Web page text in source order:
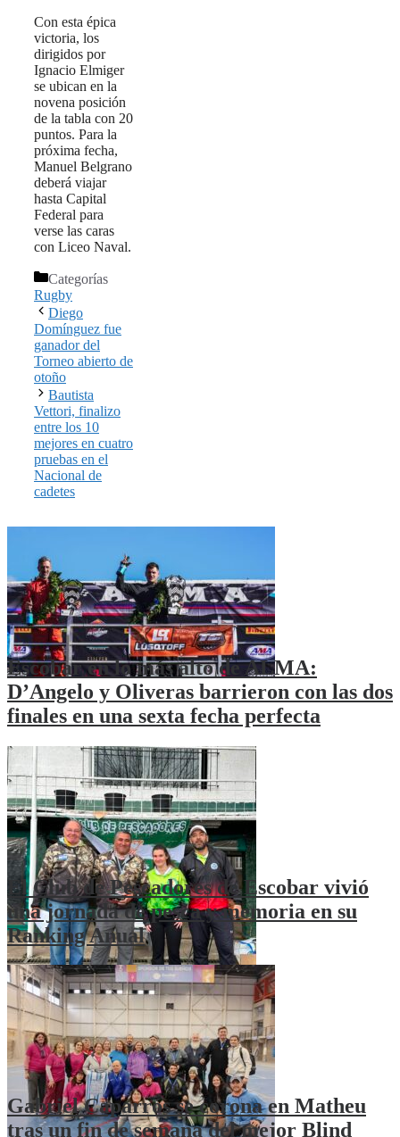
Con esta épica
victoria, los
dirigidos por
Ignacio Elmiger
se ubican en la
novena posición
de la tabla con 20
puntos. Para la
próxima fecha,
Manuel Belgrano
deberá viajar
hasta Capital
Federal para
verse las caras
con Liceo Naval.
Categorías
Rugby
Diego
Domínguez fue
ganador del
Torneo abierto de
otoño
Bautista
Vettori, finalizo
entre los 10
mejores en cuatro
pruebas en el
Nacional de
cadetes
Escobar en lo más alto de ALMA:
D’Angelo y Oliveras barrieron con las dos
finales en una sexta fecha perfecta
El Club de Pescadores de Escobar vivió
una jornada de pesca y memoria en su
Ranking Anual
Gabriel Caparrós se corona en Matheu
tras un fin de semana del mejor Blind